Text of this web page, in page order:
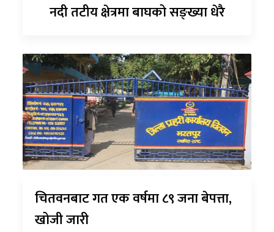
नदी तटीय क्षेत्रमा बाघको सङ्ख्या धेरै
चितवनबाट गत एक वर्षमा ८९ जना बेपत्ता,
खोजी जारी